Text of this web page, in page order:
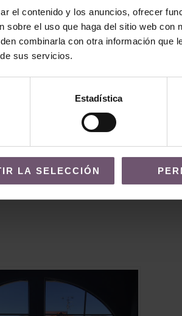
el contenido y los anuncios, ofrecer
el uso que haga del sitio web con
combinarla con otra información que
sus servicios.
Estadística
LA SELECCIÓN
conDemosaicapor email o por